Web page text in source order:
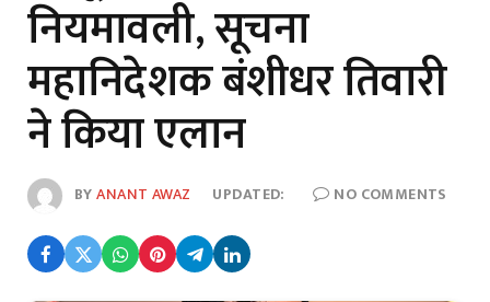
नियमावली, सूचना
महानिदेशक बंशीधर तिवारी
ने किया एलान
BYANANT AWAZ UPDATED: NO COMMENTS